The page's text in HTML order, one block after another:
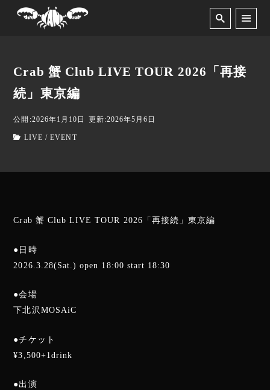
Crab 蟹 Club LIVE TOUR 2026「再接
続」東京編
公開:2026年1月10日 更新:2026年5月6日
LIVE / EVENT
Crab 蟹 Club LIVE TOUR 2026「再接続」東京編
●日時
2026.3.28(Sat.) open 18:00 start 18:30
●会場
下北沢MOSAiC
●チケット
¥3,500+1drink
●出演